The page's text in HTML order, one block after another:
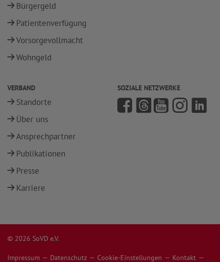
Bürgergeld
Patientenverfügung
Vorsorgevollmacht
Wohngeld
VERBAND
Standorte
Über uns
Ansprechpartner
Publikationen
Presse
Karriere
SOZIALE NETZWERKE
© 2026 SoVD e.V.
Impressum Datenschutz Cookie-Einstellungen Kontakt